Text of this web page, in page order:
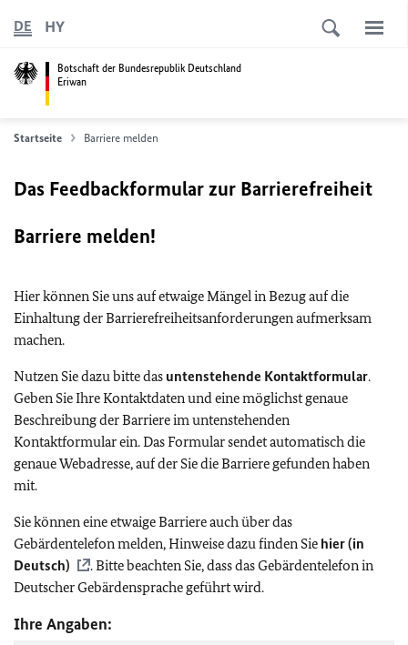
Botschaft der Bundesrepublik Deutschland
Eriwan
DE HY
Startseite Barriere melden
Das Feedbackformular zur Barrierefreiheit
Barriere melden!
Hier können Sie uns auf etwaige Mängel in Bezug auf die
Einhaltung der Barrierefreiheitsanforderungen aufmerksam
machen.
Nutzen Sie dazu bitte das untenstehende Kontaktformular.
Geben Sie Ihre Kontaktdaten und eine möglichst genaue
Beschreibung der Barriere im untenstehenden
Kontaktformular ein. Das Formular sendet automatisch die
genaue Webadresse, auf der Sie die Barriere gefunden haben
mit.
Sie können eine etwaige Barriere auch über das
Gebärdentelefon melden, Hinweise dazu finden Sie hier (in
Deutsch)
. Bitte beachten Sie, dass das Gebärdentelefon in
Deutscher Gebärdensprache geführt wird.
Ihre Angaben: